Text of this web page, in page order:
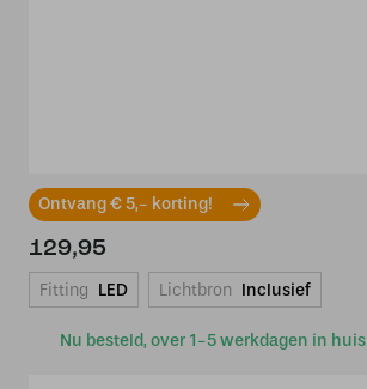
Ontvang € 5,- korting!
Nu besteld, over 1-5 werkdagen in huis
129,95
Fitting LED Lichtbron Inclusief